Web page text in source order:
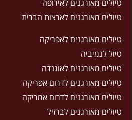
טיולים מאורגנים לאירופה
טיולים מאורגנים לארצות הברית
טיולים מאורגנים לאפריקה
טיול לנמיביה
טיולים מאורגנים לאוגנדה
טיולים מאורגנים לדרום אפריקה
טיולים מאורגנים לדרום אמריקה
טיולים מאורגנים לברזיל